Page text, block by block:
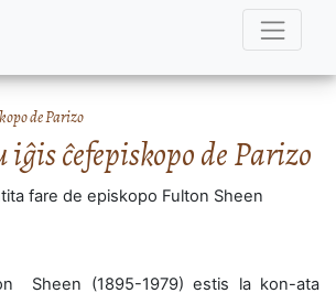
de Parizo
ĉefepiskopo de Parizo
fare de episkopo Fulton Sheen
Sheen (1895-1979) estis la kon-ata